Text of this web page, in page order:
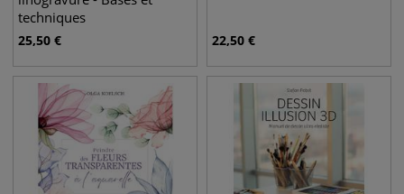
techniques
25,50 € 22,50 €